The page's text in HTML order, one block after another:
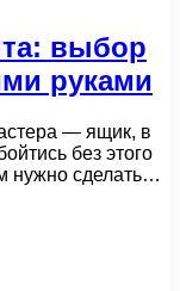
выбор
руками
— ящик, в
без этого
нужно сделать…